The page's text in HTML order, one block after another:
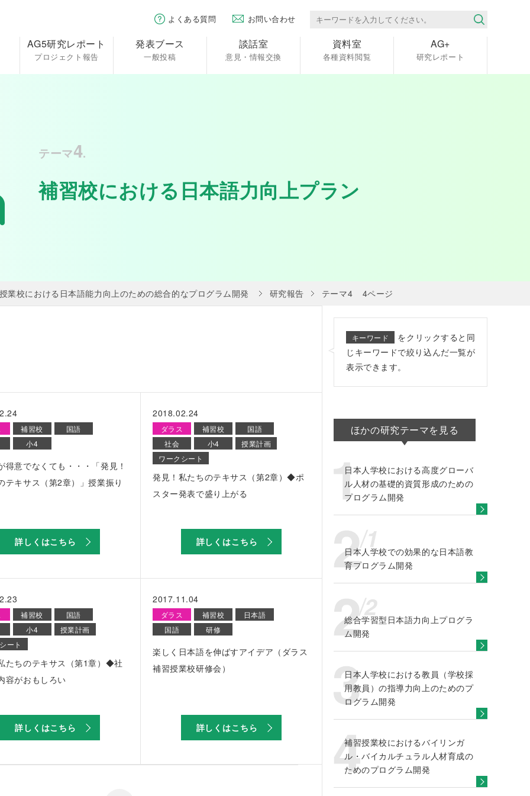
よくある質問 お問い合わせ
AG5研究レポート
プロジェクト報告
発表ブース
一般投稿
談話室
意見・情報交換
資料室
各種資料閲覧
AG+
研究レポート
テーマ4.
補習校における日本語力向上プラン
業校における日本語能力向上のための総合的なプログラム開発 研究報告 テーマ4 4ページ
補習校
国語
小4
得意でなくても・・・「発見！
テキサス（第2章）」授業振り
詳しくはこちら
2018.02.24
ダラス 補習校
国語
社会
小4
授業計画
ワークシート
発見！私たちのテキサス（第2章）◆ポ
スター発表で盛り上がる
詳しくはこちら
補習校
国語
小4
授業計画
ート
たちのテキサス（第1章）◆社
容がおもしろい
詳しくはこちら
2017.11.04
ダラス 補習校
日本語
国語
研修
楽しく日本語を伸ばすアイデア（ダラス
補習授業校研修会）
詳しくはこちら
キーワード
をクリックすると同
じキーワードで絞り込んだ一覧が
表示できます。
ほかの研究テーマを見る
日本人学校における高度グローバ
ル人材の基礎的資質形成のための
プログラム開発
日本人学校での効果的な日本語教
育プログラム開発
総合学習型日本語力向上プログラ
ム開発
日本人学校における教員（学校採
用教員）の指導力向上のためのプ
ログラム開発
補習授業校におけるバイリンガ
ル・バイカルチュラル人材育成の
ためのプログラム開発